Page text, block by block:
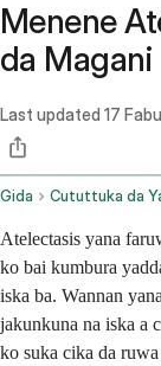
Menene
da Magani
Last updated 17
Gida Cututtuka da
Atelectasis yana
ko bai kumbura
iska ba. Wannan
jakunkuna na iska a
ko suka cika da